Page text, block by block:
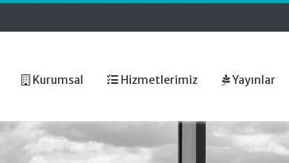
Kurumsal Hizmetlerimiz Yayınlar